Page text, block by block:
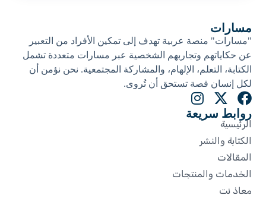
مسارات
"مسارات" منصة عربية تهدف إلى تمكين الأفراد من التعبير
عن حكاياتهم وتجاربهم الشخصية عبر مسارات متعددة تشمل
الكتابة، التعلم، الإلهام، والمشاركة المجتمعية. نحن نؤمن أن
لكل إنسان قصة تستحق أن تُروى.​
روابط سريعة
الرئيسية
الكتابة والنشر
المقالات
الخدمات والمنتجات
معاذ نت